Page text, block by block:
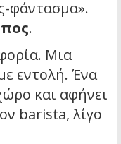
φάντασμα».
.
Μια
εντολή. Ένα
και αφήνει
barista, λίγο